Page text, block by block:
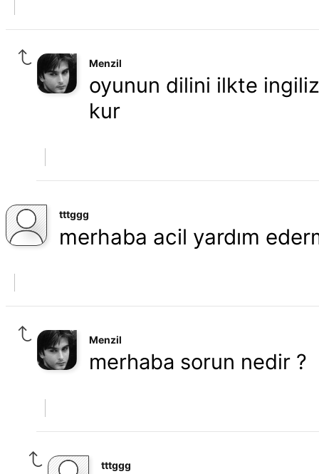
Menzil
oyunun dilini ilkte
kur
tttggg
merhaba acil yardım
Menzil
merhaba sorun nedir ?
tttggg